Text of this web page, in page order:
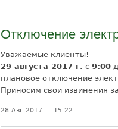
Отключение
Уважаемые клиенты!
29 августа 2017 г. с 9:00
плановое отключение
Приносим свои извинения
28 Авг 2017 — 15:22